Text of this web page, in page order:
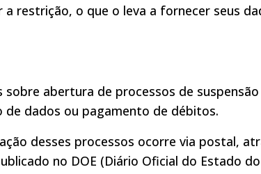
restrição, o que o leva a fornecer seus
abertura de processos de
de dados ou pagamento de débitos.
desses processos ocorre via postal,
no DOE (Diário Oficial do Estado do